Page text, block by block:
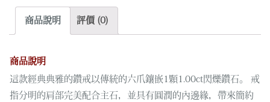
戒
數
量
商品說明 評價 (0)
商品說明
這款經典典雅的鑽戒以傳統的六爪鑲嵌1顆1.00ct閃爍鑽石。 戒
指分明的肩部完美配合主石，並具有圓潤的內邊緣，帶來簡約